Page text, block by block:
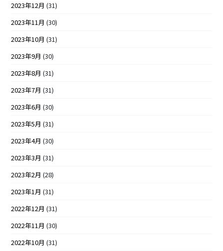
2023年12月 (31)
2023年11月 (30)
2023年10月 (31)
2023年9月 (30)
2023年8月 (31)
2023年7月 (31)
2023年6月 (30)
2023年5月 (31)
2023年4月 (30)
2023年3月 (31)
2023年2月 (28)
2023年1月 (31)
2022年12月 (31)
2022年11月 (30)
2022年10月 (31)